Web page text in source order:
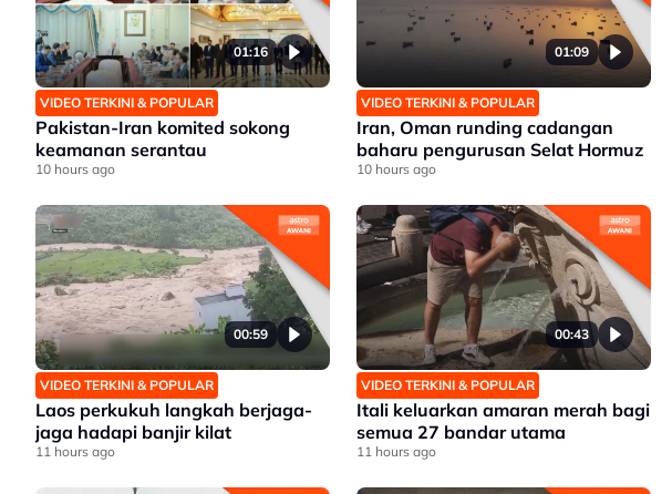
01:16
VIDEO TERKINI & POPULAR
Pakistan-Iran komited sokong
keamanan serantau
10 hours ago
01:09
VIDEO TERKINI & POPULAR
Iran, Oman runding cadangan
baharu pengurusan Selat Hormuz
10 hours ago
00:59
VIDEO TERKINI & POPULAR
Laos perkukuh langkah berjaga-
jaga hadapi banjir kilat
11 hours ago
00:43
VIDEO TERKINI & POPULAR
Itali keluarkan amaran merah bagi
semua 27 bandar utama
11 hours ago